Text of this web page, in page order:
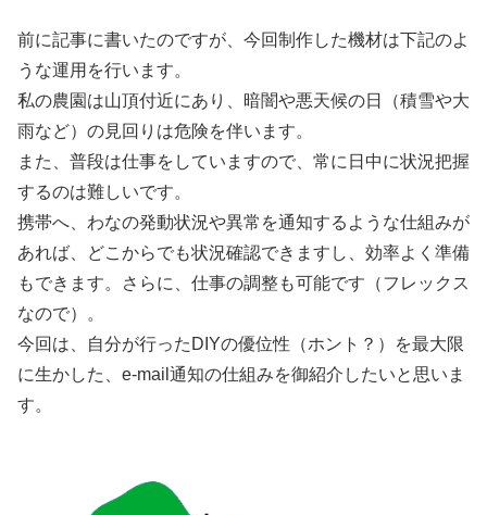
前に記事に書いたのですが、今回制作した機材は下記のよ
うな運用を行います。
私の農園は山頂付近にあり、暗闇や悪天候の日（積雪や大
雨など）の見回りは危険を伴います。
また、普段は仕事をしていますので、常に日中に状況把握
するのは難しいです。
携帯へ、わなの発動状況や異常を通知するような仕組みが
あれば、どこからでも状況確認できますし、効率よく準備
もできます。さらに、仕事の調整も可能です（フレックス
なので）。
今回は、自分が行ったDIYの優位性（ホント？）を最大限
に生かした、e-mail通知の仕組みを御紹介したいと思いま
す。